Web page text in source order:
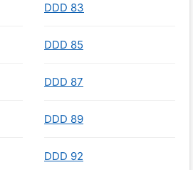
DDD 83
DDD 85
DDD 87
DDD 89
DDD 92